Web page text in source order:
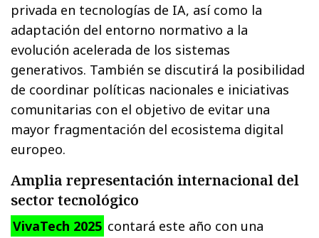
privada en tecnologías de IA, así como la
adaptación del entorno normativo a la
evolución acelerada de los sistemas
generativos. También se discutirá la posibilidad
de coordinar políticas nacionales e iniciativas
comunitarias con el objetivo de evitar una
mayor fragmentación del ecosistema digital
europeo.
Amplia representación internacional del
sector tecnológico
VivaTech 2025 contará este año con una